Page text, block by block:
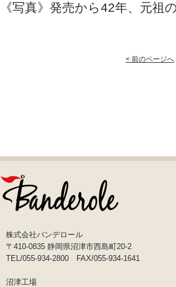
《写真》発売から42年、元祖
< 前のページへ
株式会社バンデロール
〒410-0835 静岡県沼津市西島町20-2
TEL/055-934-2800 FAX/055-934-1641
沼津工場